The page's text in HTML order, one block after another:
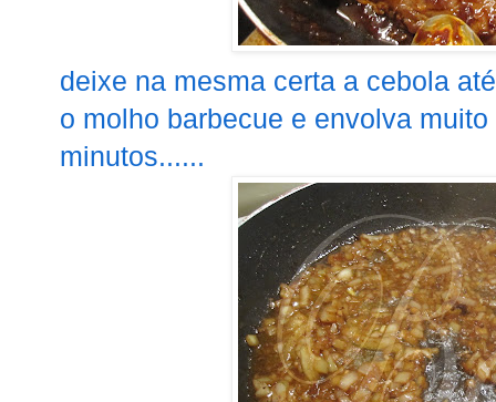
deixe na mesma certa a cebola
o molho barbecue e envolva
minutos......